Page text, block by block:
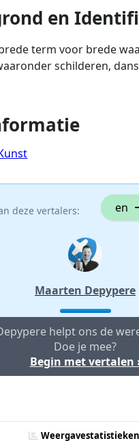
en
term voor brede
schilderen,
deze vertalers: en
Maarten Depypere
helpt ons de
Doe je mee?
Begin met vertalen